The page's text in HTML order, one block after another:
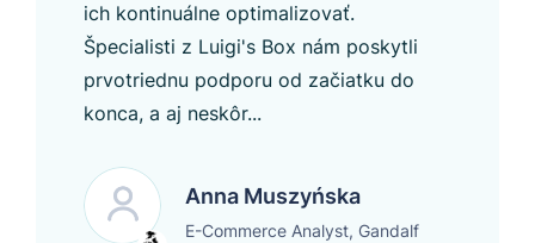
ich kontinuálne optimalizovať.
Špecialisti z Luigi's Box nám poskytli
prvotriednu podporu od začiatku do
konca, a aj neskôr...
Anna Muszyńska
E-Commerce Analyst, Gandalf